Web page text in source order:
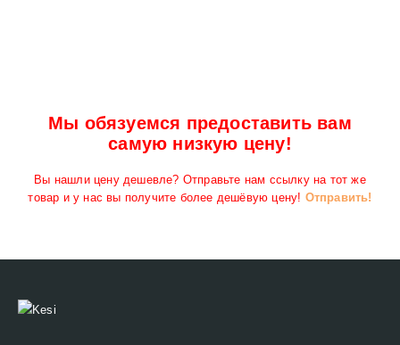
Мы обязуемся предоставить вам
самую низкую цену!
Вы нашли цену дешевле? Отправьте нам ссылку на тот же
товар и у нас вы получите более дешёвую цену! Отправить!